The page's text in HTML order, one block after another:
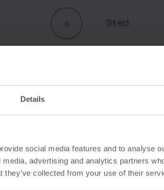
Details
social media features and to analyse
advertising and analytics partners
they’ve collected from your use of their
Sted
har en betydelig